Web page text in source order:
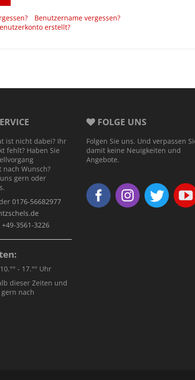
Benutzername vergessen?
erstellt?
ist nicht dabei? Ihr
fehlt? Haben Sie
Wunsch?
gern oder
0176-56682977
3561-3226
- 17.°° Uhr
dieser Zeiten und
nach
FOLGE UNS
Folgen Sie uns. Und verpassen
damit keine Neuigkeiten und
Angebote.